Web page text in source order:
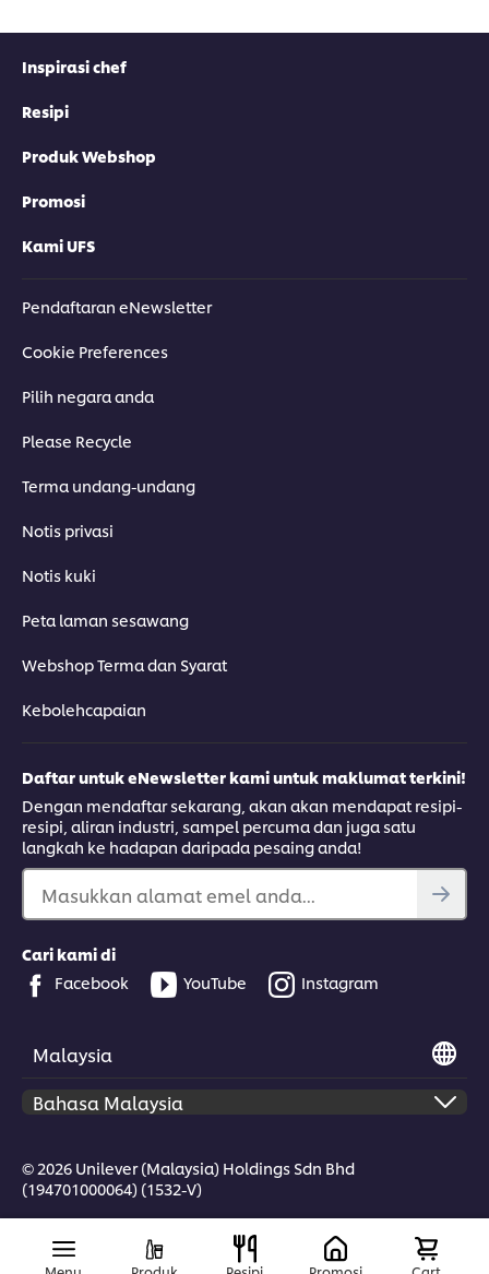
Inspirasi chef
Resipi
Produk Webshop
Promosi
Kami UFS
Pendaftaran eNewsletter
Cookie Preferences
Pilih negara anda
Please Recycle
Terma undang-undang
Notis privasi
Notis kuki
Peta laman sesawang
Webshop Terma dan Syarat
Kebolehcapaian
Daftar untuk eNewsletter kami untuk maklumat terkini!
Dengan mendaftar sekarang, akan akan mendapat resipi-
resipi, aliran industri, sampel percuma dan juga satu
langkah ke hadapan daripada pesaing anda!
Masukkan alamat emel anda...
Cari kami di
Facebook
YouTube Instagram
Malaysia
© 2026 Unilever (Malaysia) Holdings Sdn Bhd
(194701000064) (1532-V)